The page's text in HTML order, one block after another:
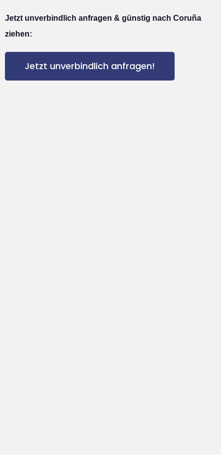
Jetzt unverbindlich anfragen & günstig nach Coruña
ziehen:
Jetzt unverbindlich anfragen!